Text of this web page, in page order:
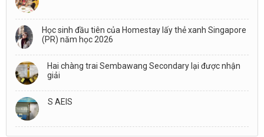
Học sinh đầu tiên của Homestay lấy thẻ xanh Singapore
(PR) năm học 2026
Hai chàng trai Sembawang Secondary lại được nhận
giải
S AEIS